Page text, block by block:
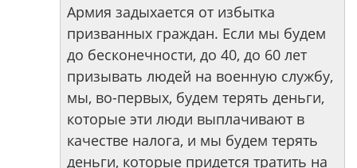
Армия задыхается от избытка
призванных граждан. Если мы будем
до бесконечности, до 40, до 60 лет
призывать людей на военную службу,
мы, во-первых, будем терять деньги,
которые эти люди выплачивают в
качестве налога, и мы будем терять
деньги, которые придется тратить на